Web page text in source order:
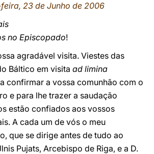
23 de Junho de 2006
no Episcopado!
agradável visita. Viestes das
Báltico em visita ad limina
confirmar a vossa comunhão com o
e para lhe trazer a saudação
estão confiados aos vossos
A cada um de vós o meu
que se dirige antes de tudo ao
Pujats, Arcebispo de Riga, e a D.